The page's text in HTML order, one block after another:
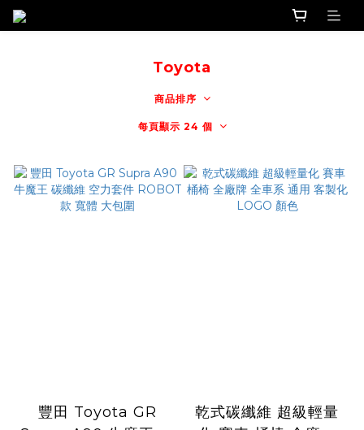
Toyota
商品排序
每頁顯示 24 個
豐田 Toyota GR
乾式碳纖維 超級輕量